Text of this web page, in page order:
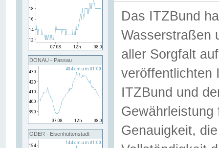
DONAU - Passau
ODER - Eisenhüttenstadt
Das ITZBund
Wasserstraßen
aller Sorgfalt
veröffentlichten
ITZBund und
Genauigkeit,